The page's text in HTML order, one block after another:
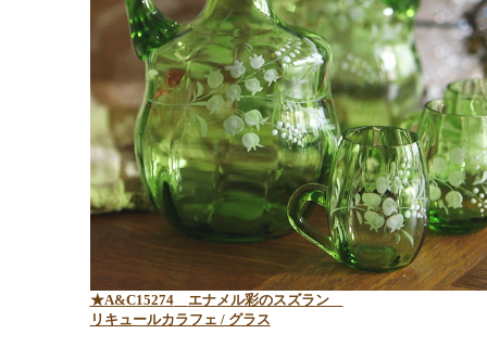
★A&C15274
エナメル彩のスズラン
リキュールカラフェ / グラス